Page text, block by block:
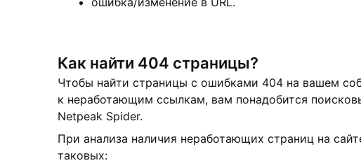
Как найти 404 страницы?
Чтобы найти страницы с ошибками 404 на вашем
к неработающим ссылкам, вам понадобится
Netpeak Spider.
При анализа наличия неработающих страниц на
таковых: